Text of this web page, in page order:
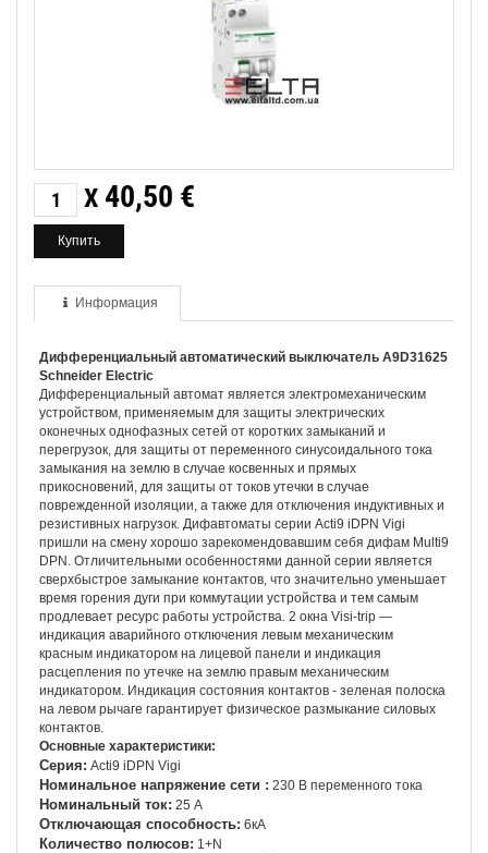
X 40,50 €
Информация
Дифференциальный автоматический выключатель A9D31625
Schneider Electric
Дифференциальный автомат является электромеханическим
устройством, применяемым для защиты электрических
оконечных однофазных сетей от коротких замыканий и
перегрузок, для защиты от переменного синусоидального тока
замыкания на землю в случае косвенных и прямых
прикосновений, для защиты от токов утечки в случае
поврежденной изоляции, а также для отключения индуктивных и
резистивных нагрузок. Дифавтоматы серии Acti9 iDPN Vigi
пришли на смену хорошо зарекомендовавшим себя дифам Multi9
DPN. Отличительными особенностями данной серии является
сверхбыстрое замыкание контактов, что значительно уменьшает
время горения дуги при коммутации устройства и тем самым
продлевает ресурс работы устройства. 2 окна Visi-trip —
индикация аварийного отключения левым механическим
красным индикатором на лицевой панели и индикация
расцепления по утечке на землю правым механическим
индикатором. Индикация состояния контактов - зеленая полоска
на левом рычаге гарантирует физическое размыкание силовых
контактов.
Основные характеристики:
Серия: Acti9 iDPN Vigi
Номинальное напряжение сети : 230 В переменного тока
Номинальный ток: 25 А
Отключающая способность: 6кА
Количество полюсов: 1+N